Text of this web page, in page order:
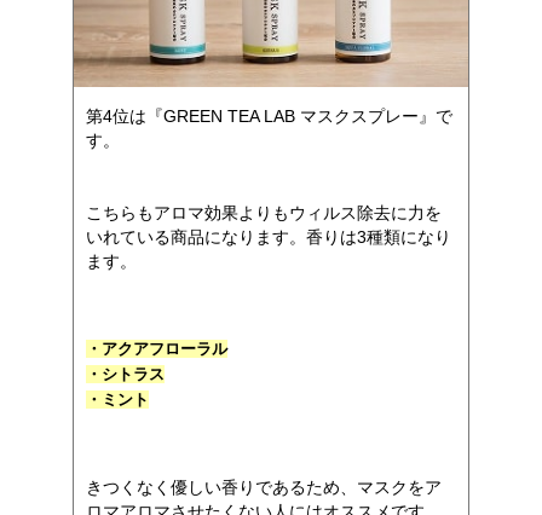
第4位は『GREEN TEA LAB マスクスプレー』で
す。
こちらもアロマ効果よりもウィルス除去に力を
いれている商品になります。香りは3種類になり
ます。
・アクアフローラル
・シトラス
・ミント
きつくなく優しい香りであるため、マスクをア